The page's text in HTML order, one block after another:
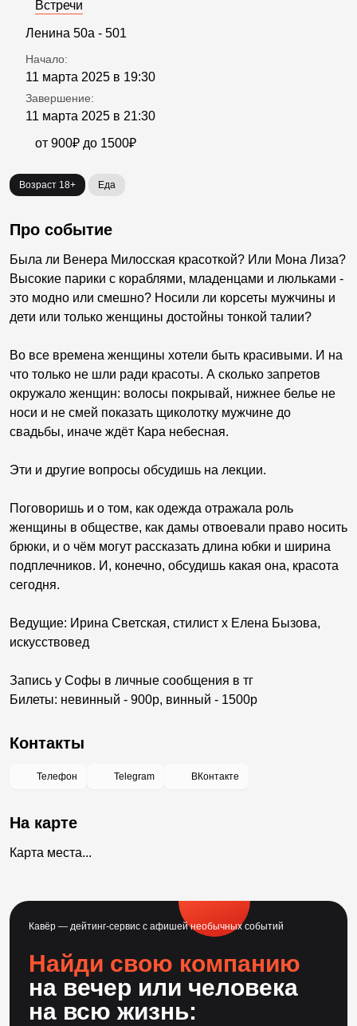
Встречи
Ленина 50а - 501
Начало:
11 марта 2025 в 19:30
Завершение:
11 марта 2025 в 21:30
от 900₽ до 1500₽
Возраст 18+ Еда
Про событие
Была ли Венера Милосская красоткой? Или Мона Лиза?
Высокие парики с кораблями, младенцами и люльками -
это модно или смешно? Носили ли корсеты мужчины и
дети или только женщины достойны тонкой талии?
Во все времена женщины хотели быть красивыми. И на
что только не шли ради красоты. А сколько запретов
окружало женщин: волосы покрывай, нижнее белье не
носи и не смей показать щиколотку мужчине до
свадьбы, иначе ждёт Кара небесная.
Эти и другие вопросы обсудишь на лекции.
Поговоришь и о том, как одежда отражала роль
женщины в обществе, как дамы отвоевали право носить
брюки, и о чём могут рассказать длина юбки и ширина
подплечников. И, конечно, обсудишь какая она, красота
сегодня.
Ведущие: Ирина Светская, стилист х Елена Бызова,
искусствовед
Запись у Софы в личные сообщения в тг
Билеты: невинный - 900р, винный - 1500р
Контакты
Телефон Telegram ВКонтакте
На карте
Карта места...
Кавёр — дейтинг-сервис с афишей необычных событий
Найди свою компанию
на вечер или человека
на всю жизнь: